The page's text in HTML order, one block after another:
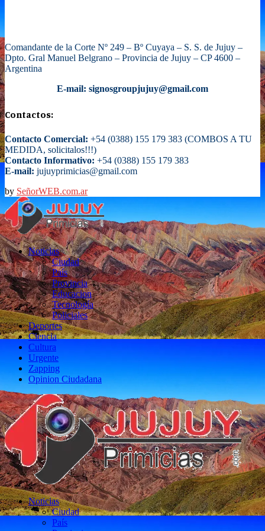
Comandante de la Corte Nº 249 – Bº Cuyaya – S. S. de Jujuy –
Dpto. Gral Manuel Belgrano – Provincia de Jujuy – CP 4600 –
Argentina
E-mail: signosgroupjujuy@gmail.com
Contactos:
Contacto Comercial: +54 (0388) 155 179 383 (COMBOS A TU
MEDIDA, solicitalos!!!)
Contacto Informativo: +54 (0388) 155 179 383
E-mail: jujuyprimicias@gmail.com
by SeñorWEB.com.ar
Facebook
Twitter
Instagram
Email
Noticias
Ciudad
País
Provincia
Educacion
Tecnología
Policiales
Deportes
Ciencia
Cultura
Urgente
Zapping
Opinion Ciudadana
Noticias
Ciudad
País